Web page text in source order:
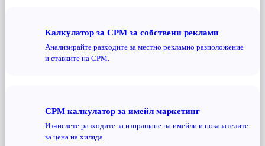
Калкулатор за CPM за собствени реклами
Анализирайте разходите за местно рекламно разположение
и ставките на CPM.
CPM калкулатор за имейл маркетинг
Изчислете разходите за изпращане на имейли и показателите
за цена на хиляда.